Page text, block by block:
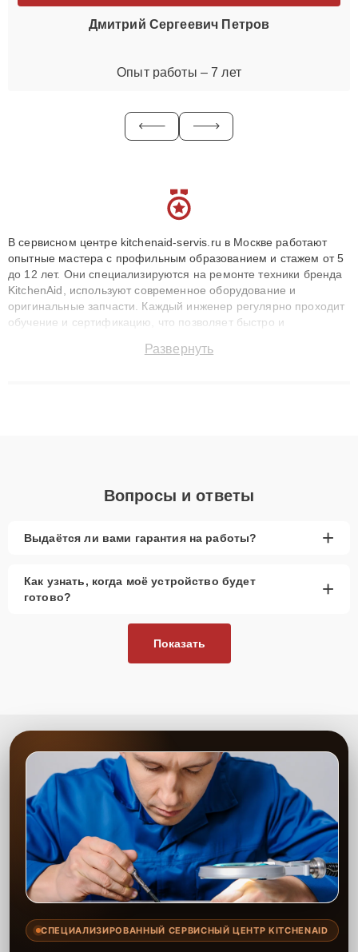
Дмитрий Сергеевич Петров
Опыт работы – 7 лет
В сервисном центре kitchenaid-servis.ru в Москве работают
опытные мастера с профильным образованием и стажем от 5
до 12 лет. Они специализируются на ремонте техники бренда
KitchenAid, используют современное оборудование и
оригинальные запчасти. Каждый инженер регулярно проходит
обучение и сертификацию, что позволяет быстро и
сохранением гарантии до 3 лет. Наши мастера решают
Развернуть
Вопросы и ответы
Выдаётся ли вами гарантия на работы? +
Как узнать, когда моё устройство будет
готово?
+
Показать
СПЕЦИАЛИЗИРОВАННЫЙ СЕРВИСНЫЙ ЦЕНТР KITCHENAID